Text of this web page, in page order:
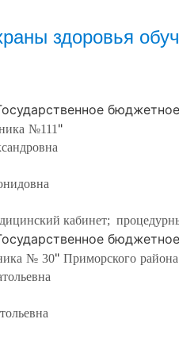
здоровья
№111 "
кабинет;
№ 30" Приморского района